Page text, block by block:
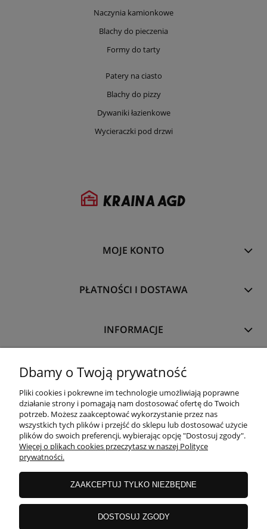
Naczynia kamionkowe
Blachy do pieczenia
Formy do tarty
Patery na ciasto
Blachy do pizzy
Dywaniki łazienkowe
Wycieraczki pod drzwi
MOJE KONTO
PŁATNOŚCI I DOSTAWA
INFORMACJE
O NAS
Dbamy o Twoją prywatność
Pliki cookies i pokrewne im technologie umożliwiają poprawne
działanie strony i pomagają nam dostosować ofertę do Twoich
potrzeb. Możesz zaakceptować wykorzystanie przez nas
wszystkich tych plików i przejść do sklepu lub dostosować użycie
plików do swoich preferencji, wybierając opcję "Dostosuj zgody".
Więcej o plikach cookies przeczytasz w naszej Polityce
prywatności.
ZAAKCEPTUJ TYLKO NIEZBĘDNE
DOSTOSUJ ZGODY